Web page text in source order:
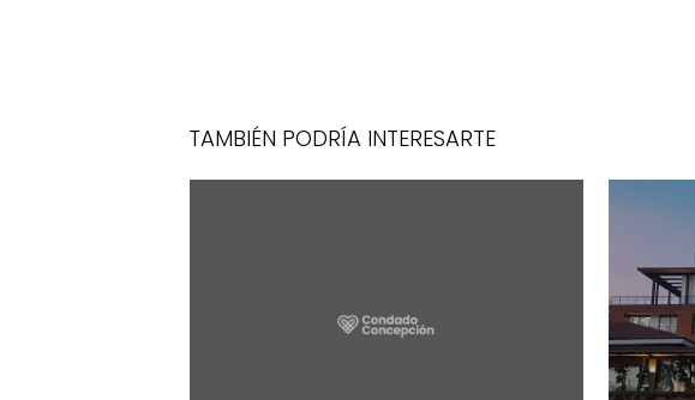
TAMBIÉN PODRÍA INTERESARTE